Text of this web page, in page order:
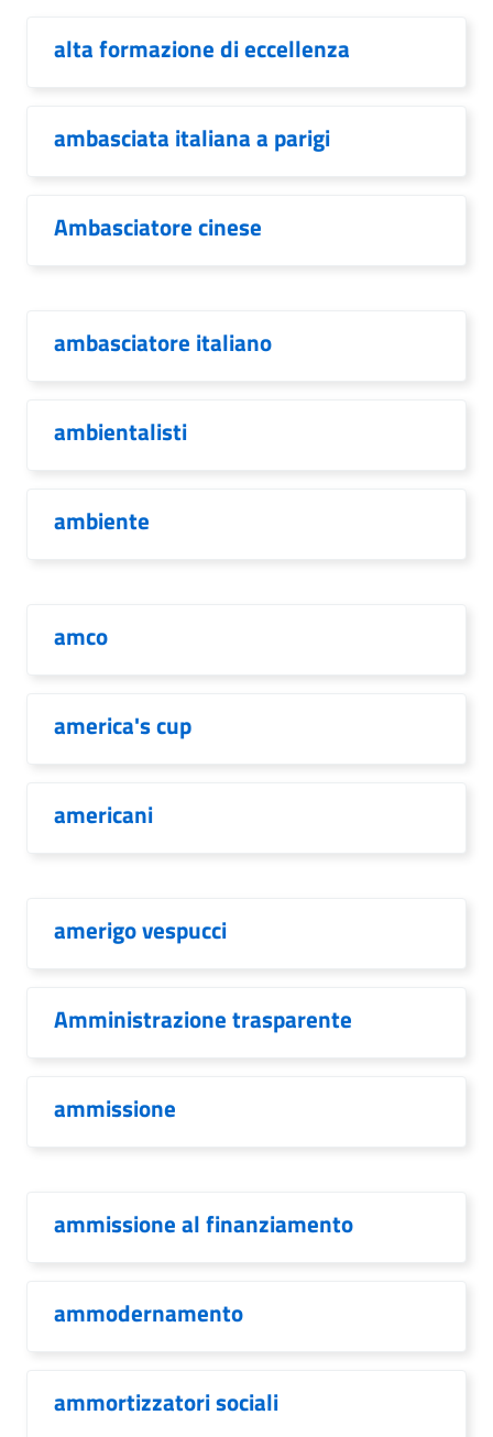
alta formazione di eccellenza
ambasciata italiana a parigi
Ambasciatore cinese
ambasciatore italiano
ambientalisti
ambiente
amco
america's cup
americani
amerigo vespucci
Amministrazione trasparente
ammissione
ammissione al finanziamento
ammodernamento
ammortizzatori sociali